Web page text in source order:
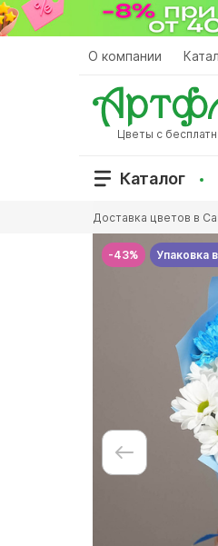
Перейти
к
О компании
Цветы с
Каталог
здесь
Доставка цветов в
-43% Упаковка